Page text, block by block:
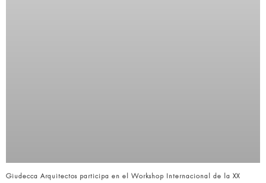
Giudecca Arquitectos participa en el Workshop Internacional de la XX